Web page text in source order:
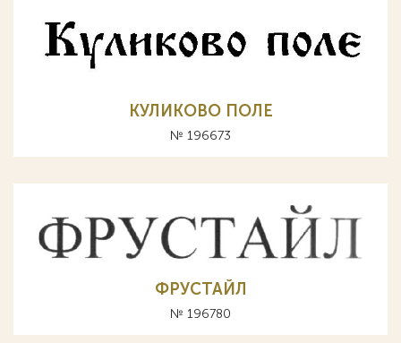
КУЛИКОВО ПОЛЕ
№ 196673
ФРУСТАЙЛ
№ 196780